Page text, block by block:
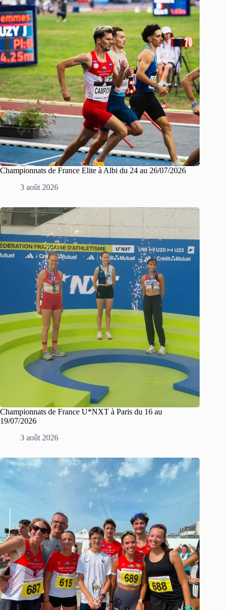
Championnats de France Elite à Albi du 24 au 26/07/2026
3 août 2026
Championnats de France U*NXT à Paris du 16 au
19/07/2026
3 août 2026